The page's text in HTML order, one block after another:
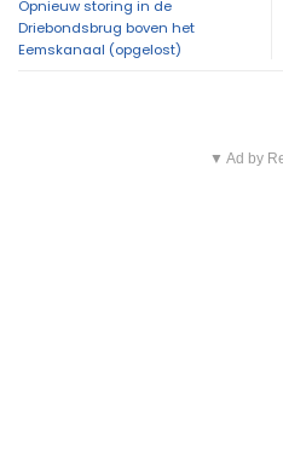
Opnieuw storing in de
Driebondsbrug boven het
Eemskanaal (opgelost)
▼ Ad by